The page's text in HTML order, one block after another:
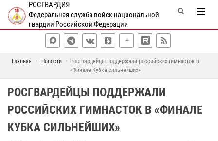
РОСГВАРДИЯ
Федеральная служба войск национальной
гвардии Российской Федерации
Главная Новости
Росгвардейцы поддержали российских гимнасток в
«Финале Кубка сильнейших»
РОСГВАРДЕЙЦЫ ПОДДЕРЖАЛИ
РОССИЙСКИХ ГИМНАСТОК В «ФИНАЛЕ
КУБКА СИЛЬНЕЙШИХ»